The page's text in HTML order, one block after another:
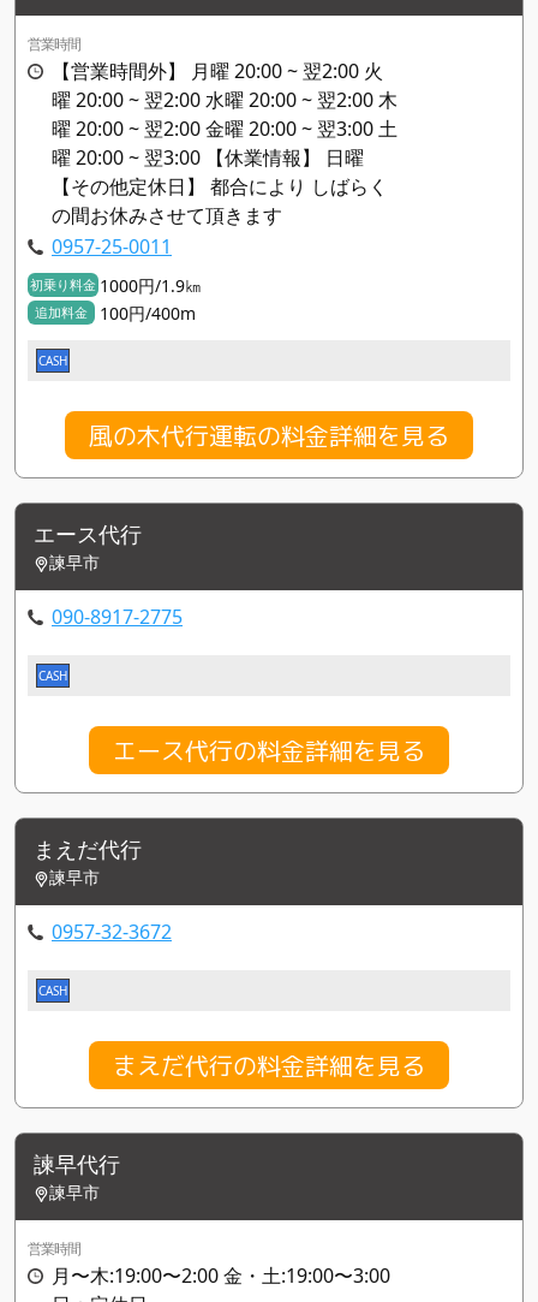
営業時間
【営業時間外】 月曜 20:00 ~ 翌2:00 火
曜 20:00 ~ 翌2:00 水曜 20:00 ~ 翌2:00 木
曜 20:00 ~ 翌2:00 金曜 20:00 ~ 翌3:00 土
曜 20:00 ~ 翌3:00 【休業情報】 日曜
【その他定休日】 都合により しばらく
の間お休みさせて頂きます
0957-25-0011
初乗り料金 1000円/1.9㎞
追加料金 100円/400m
CASH
風の木代行運転の料金詳細を見る
エース代行
諫早市
090-8917-2775
CASH
エース代行の料金詳細を見る
まえだ代行
諫早市
0957-32-3672
CASH
まえだ代行の料金詳細を見る
諫早代行
諫早市
営業時間
月〜木:19:00〜2:00 金・土:19:00〜3:00